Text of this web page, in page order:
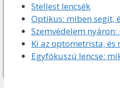
Stellest lencsék
Optikus: miben segít,
Szemvédelem
Ki az optometrista, és
Egyfókuszú lencse: